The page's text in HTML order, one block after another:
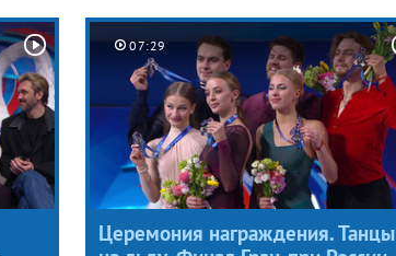
07:29
Церемония награждения. Танцы